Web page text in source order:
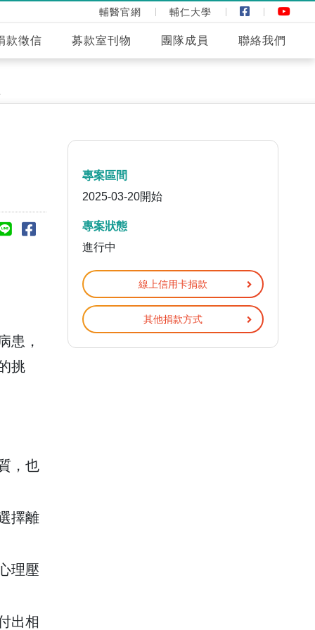
輔醫官網 輔仁大學
款徵信 募款室刊物 團隊成員 聯絡我們
患，
挑
，也
擇離
理壓
出相
專案區間
2025-03-20開始
專案狀態
進行中
線上信用卡捐款
其他捐款方式